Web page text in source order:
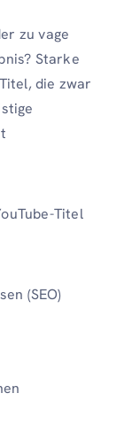
zu vage
Starke
die zwar
Titel
(SEO)